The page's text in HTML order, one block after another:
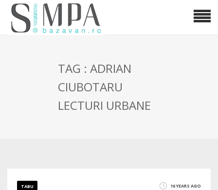
TAG : ADRIAN
CIUBOTARU
LECTURI URBANE
TABU 16 YEARS AGO